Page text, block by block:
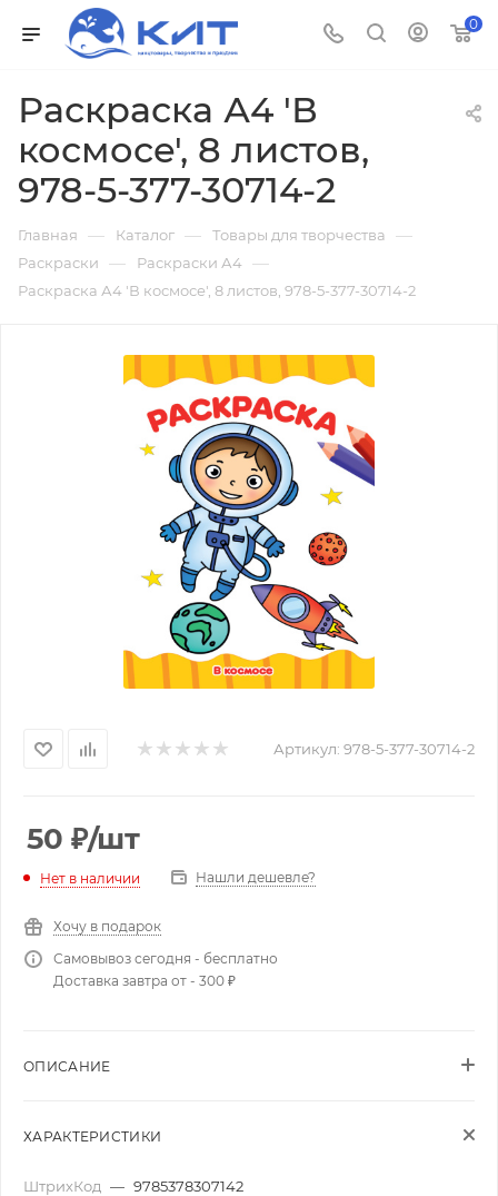
0
Раскраска А4 'В
космосе', 8 листов,
978-5-377-30714-2
Главная — Каталог — Товары для творчества —
Раскраски — Раскраски А4 —
Раскраска А4 'В космосе', 8 листов, 978-5-377-30714-2
Артикул: 978-5-377-30714-2
50 ₽/шт
Нет в наличии Нашли дешевле?
Хочу в подарок
Самовывоз сегодня - бесплатно
Доставка завтра от - 300 ₽
ОПИСАНИЕ
ХАРАКТЕРИСТИКИ
ШтрихКод — 9785378307142